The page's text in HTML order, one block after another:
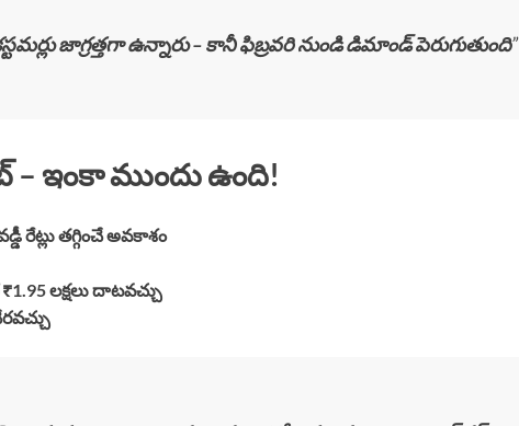
జాగ్రత్తగా ఉన్నారు – కానీ ఫిబ్రవరి నుండి డిమాండ్ పెరుగుతుంది”
ఇంకా ముందు ఉంది!
రేట్లు తగ్గించే అవకాశం
లక్షలు దాటవచ్చు